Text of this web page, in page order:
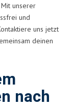
unserer
und
uns jetzt
deinen
nach